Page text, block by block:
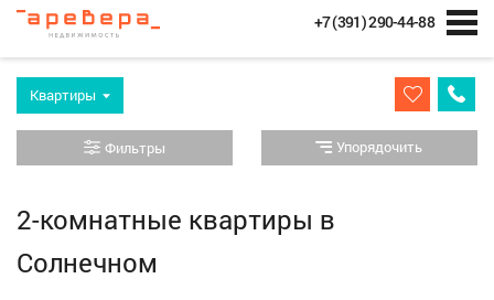
+7 (391) 290-44-88
Квартиры
Фильтры Упорядочить
2-комнатные квартиры в
Солнечном